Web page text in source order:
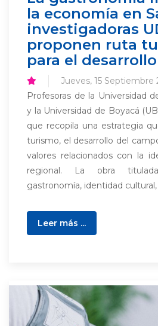
la economía en
investigadoras
proponen ruta
para el
Jueves, 15 Septiembre
Profesoras de la Universidad
y la Universidad de Boyacá
que recopila una estrategia
turismo, el desarrollo del
valores relacionados con la
regional. La obra
gastronomía, identidad cultural,
Leer más ...